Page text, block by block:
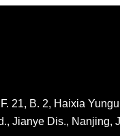
21, B. 2, Haixia
Jianye Dis., Nanjing,